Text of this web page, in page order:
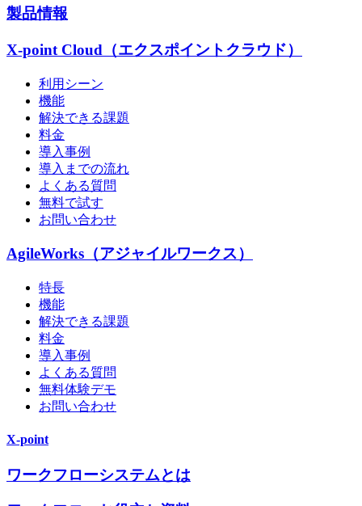
製品情報
X-point Cloud（エクスポイントクラウド）
利用シーン
機能
解決できる課題
料金
導入事例
導入までの流れ
よくある質問
無料で試す
お問い合わせ
AgileWorks（アジャイルワークス）
特長
機能
解決できる課題
料金
導入事例
よくある質問
無料体験デモ
お問い合わせ
X-point
ワークフローシステムとは